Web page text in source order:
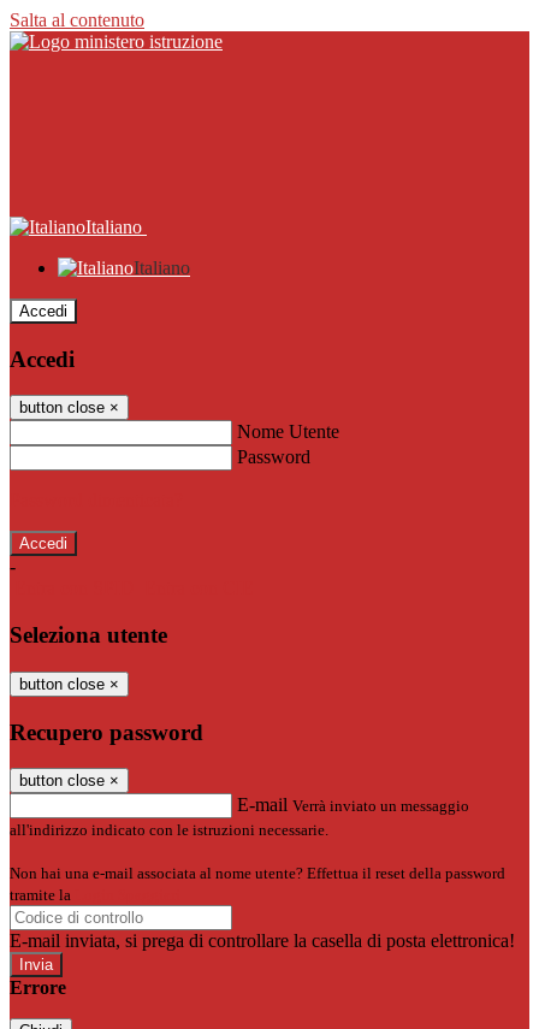
Salta al contenuto
Italiano
Italiano
Accedi
Accedi
button close ×
Nome Utente
Password
-
Seleziona utente
button close ×
Recupero password
button close ×
E-mail Verrà inviato un messaggio
all'indirizzo indicato con le istruzioni necessarie.
Non hai una e-mail associata al nome utente? Effettua il reset della password
tramite la
E-mail inviata, si prega di controllare la casella di posta elettronica!
Errore